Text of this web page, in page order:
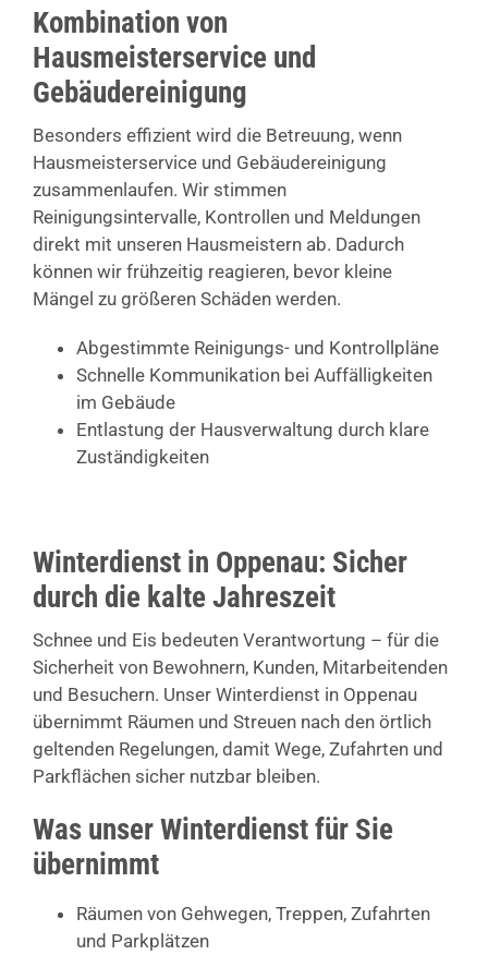
Kombination von
Hausmeisterservice und
Gebäudereinigung
Besonders effizient wird die Betreuung, wenn
Hausmeisterservice und Gebäudereinigung
zusammenlaufen. Wir stimmen
Reinigungsintervalle, Kontrollen und Meldungen
direkt mit unseren Hausmeistern ab. Dadurch
können wir frühzeitig reagieren, bevor kleine
Mängel zu größeren Schäden werden.
Abgestimmte Reinigungs- und Kontrollpläne
Schnelle Kommunikation bei Auffälligkeiten
im Gebäude
Entlastung der Hausverwaltung durch klare
Zuständigkeiten
Winterdienst in Oppenau: Sicher
durch die kalte Jahreszeit
Schnee und Eis bedeuten Verantwortung – für die
Sicherheit von Bewohnern, Kunden, Mitarbeitenden
und Besuchern. Unser Winterdienst in Oppenau
übernimmt Räumen und Streuen nach den örtlich
geltenden Regelungen, damit Wege, Zufahrten und
Parkflächen sicher nutzbar bleiben.
Was unser Winterdienst für Sie
übernimmt
Räumen von Gehwegen, Treppen, Zufahrten
und Parkplätzen